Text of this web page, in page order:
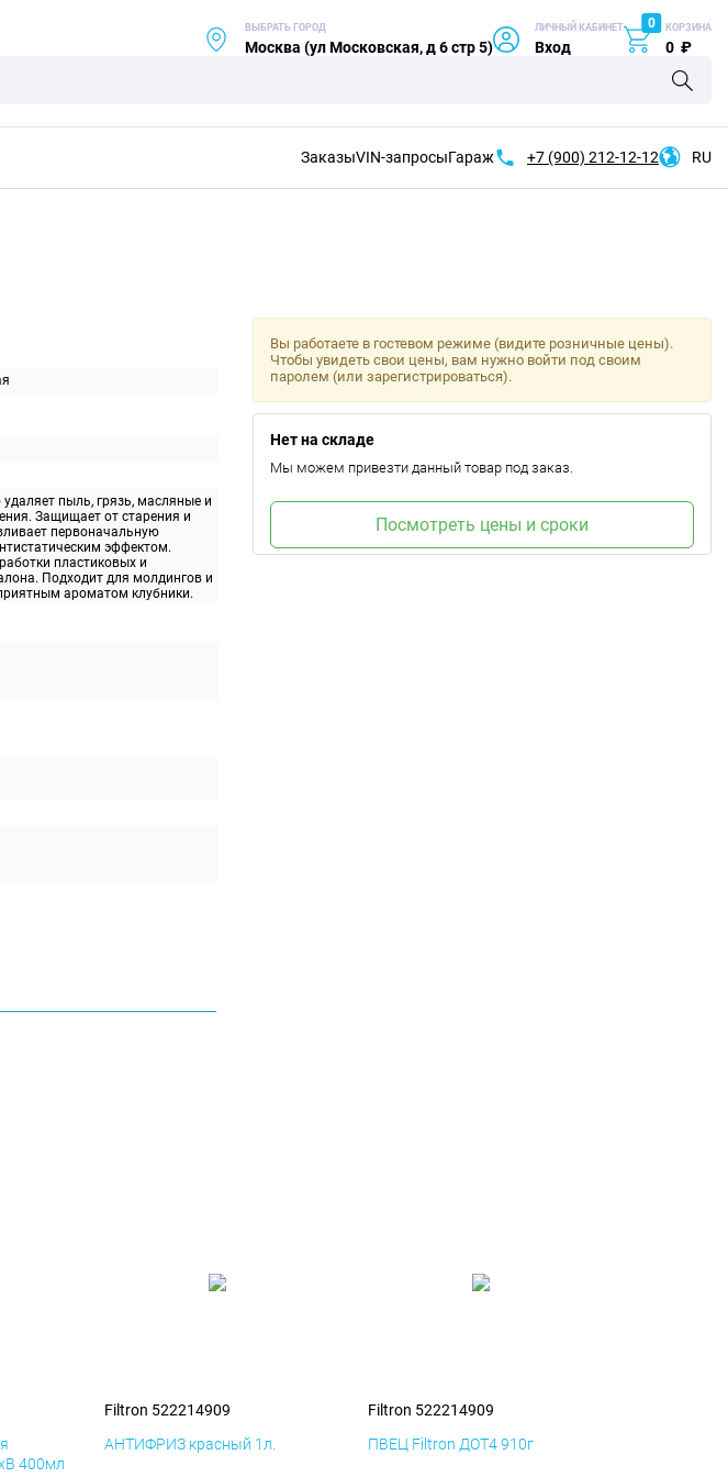
ВЫБРАТЬ ГОРОД
Москва (ул Московская, д 6 стр 5)
ЛИЧНЫЙ КАБИНЕТ
Вход
0 КОРЗИНА
0 ₽
ЗаказыVIN-запросыГараж +7 (900) 212-12-12 RU
пыль, грязь, масляные и
Защищает от старения и
первоначальную
эффектом.
пластиковых и
Подходит для молдингов и
ароматом клубники.
Вы работаете в гостевом режиме (видите розничные цены).
Чтобы увидеть свои цены, вам нужно войти под своим
паролем (или зарегистрироваться).
Нет на складе
Мы можем привезти данный товар под заказ.
Посмотреть цены и сроки
400мл
Filtron 522214909
АНТИФРИЗ красный 1л.
Filtron 522214909
ПВЕЦ Filtron ДОТ4 910г